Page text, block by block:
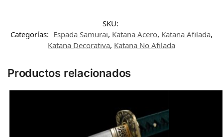
SKU:
Categorías: Espada Samurai, Katana Acero, Katana Afilada,
Katana Decorativa, Katana No Afilada
Productos relacionados